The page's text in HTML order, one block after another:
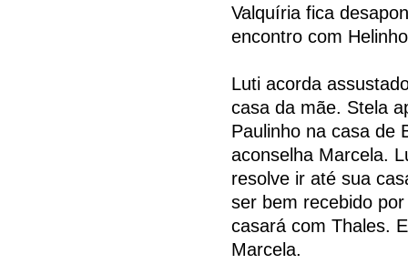
Valquíria fica
encontro com
Luti acorda
casa da mãe. Stela
Paulinho na casa de
aconselha Marcela.
resolve ir até sua
ser bem recebido
casará com Thales.
Marcela.